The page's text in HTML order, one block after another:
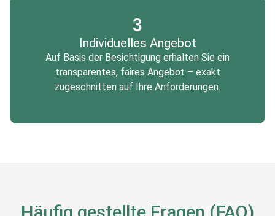
3
Individuelles Angebot
Auf Basis der Besichtigung erhalten Sie ein
transparentes, faires Angebot – exakt
zugeschnitten auf Ihre Anforderungen.